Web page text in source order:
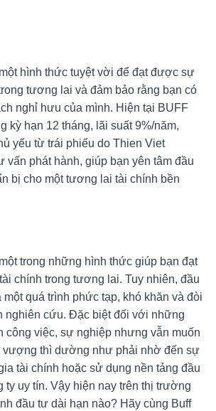
hình thức tuyệt vời để đạt được sự
tương lai và đảm bảo rằng bạn có
nghỉ hưu của mình. Hiện tại BUFF
kỳ hạn 12 tháng, lãi suất 9%/năm,
yếu từ trái phiếu do Thien Viet
vấn phát hành, giúp bạn yên tâm đầu
bị cho một tương lai tài chính bền
trong những hình thức giúp bạn đạt
chính trong tương lai. Tuy nhiên, đầu
quá trình phức tạp, khó khăn và đòi
nghiên cứu. Đặc biệt đối với những
công việc, sự nghiệp nhưng vẫn muốn
vượng thì dường như phải nhờ đến sự
tài chính hoặc sử dụng nền tảng đầu
ty uy tín. Vậy hiện nay trên thị trường
đầu tư dài hạn nào? Hãy cùng Buff